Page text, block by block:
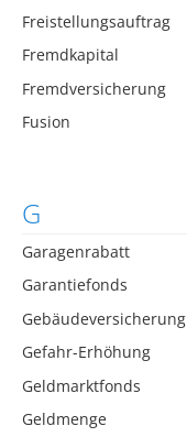
Freistellungsauftrag
Fremdkapital
Fremdversicherung
Fusion
G
Garagenrabatt
Garantiefonds
Gebäudeversicherung
Gefahr-Erhöhung
Geldmarktfonds
Geldmenge